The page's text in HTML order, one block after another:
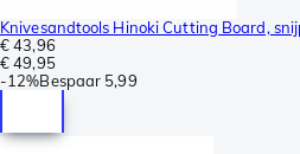
Knivesandtools Hinoki Cutting Board,
€ 43,96
€ 49,95
-12%Bespaar 5,99